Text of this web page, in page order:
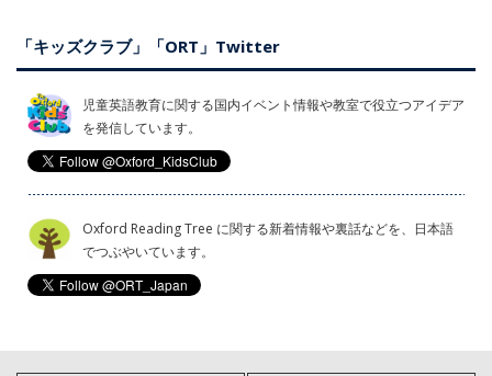
「キッズクラブ」「ORT」Twitter
児童英語教育に関する国内イベント情報や教室で役立つアイデア
を発信しています。
Oxford Reading Tree に関する新着情報や裏話などを、日本語
でつぶやいています。